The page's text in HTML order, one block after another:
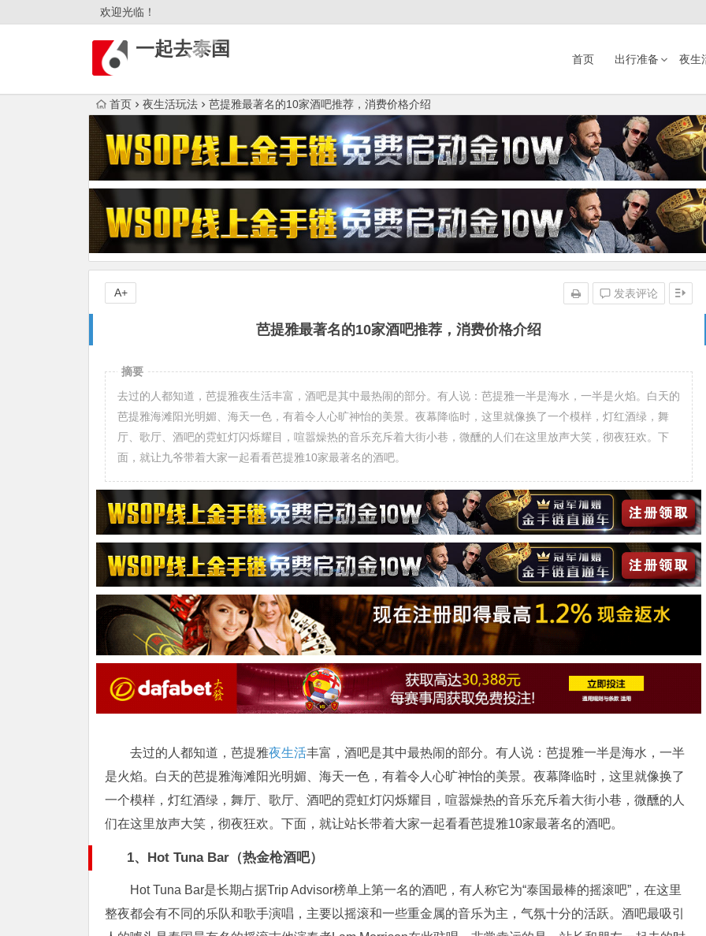
欢迎光临！
一起去泰国 首页 出行准备 夜生
首页 夜生活玩法 芭提雅最著名的10家酒吧推荐，消费价格介绍
芭提雅最著名的10家酒吧推荐，消费价格介绍
发表评论
A+
摘要
去过的人都知道，芭提雅夜生活丰富，酒吧是其中最热闹的部分。有人说：芭提雅一半是海水，一半是火焰。白天的
芭提雅海滩阳光明媚、海天一色，有着令人心旷神怡的美景。夜幕降临时，这里就像换了一个模样，灯红酒绿，舞
厅、歌厅、酒吧的霓虹灯闪烁耀目，喧嚣燥热的音乐充斥着大街小巷，微醺的人们在这里放声大笑，彻夜狂欢。下
面，就让九爷带着大家一起看看芭提雅10家最著名的酒吧。
去过的人都知道，芭提雅夜生活丰富，酒吧是其中最热闹的部分。有人说：芭提雅一半是海水，一半
是火焰。白天的芭提雅海滩阳光明媚、海天一色，有着令人心旷神怡的美景。夜幕降临时，这里就像换了
一个模样，灯红酒绿，舞厅、歌厅、酒吧的霓虹灯闪烁耀目，喧嚣燥热的音乐充斥着大街小巷，微醺的人
们在这里放声大笑，彻夜狂欢。下面，就让站长带着大家一起看看芭提雅10家最著名的酒吧。
1、Hot Tuna Bar（热金枪酒吧）
Hot Tuna Bar是长期占据Trip Advisor榜单上第一名的酒吧，有人称它为“泰国最棒的摇滚吧”，在这里
整夜都会有不同的乐队和歌手演唱，主要以摇滚和一些重金属的音乐为主，气氛十分的活跃。酒吧最吸引